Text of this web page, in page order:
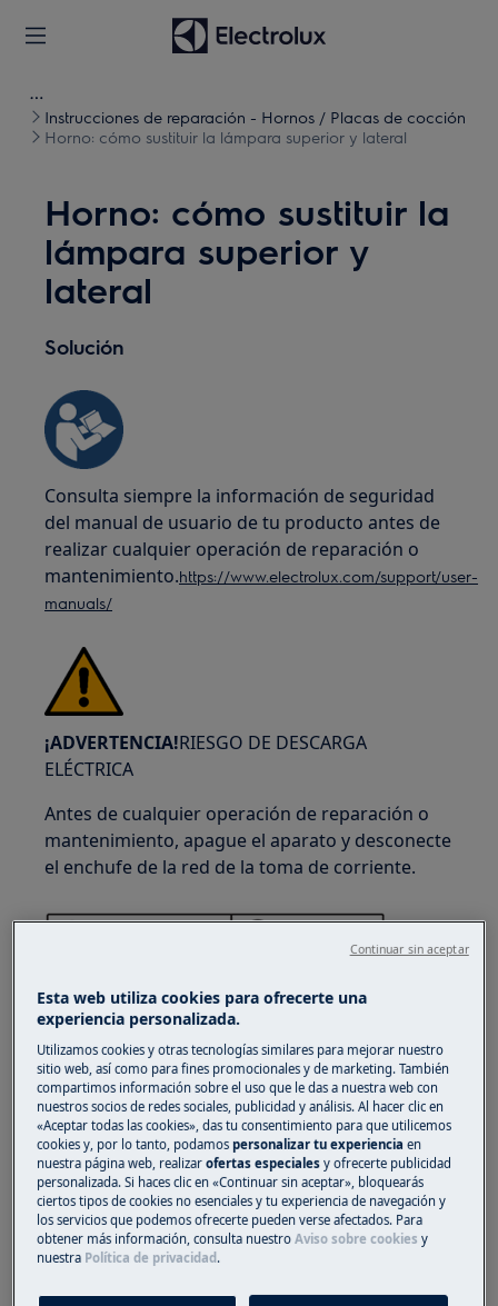
Instrucciones de reparación - Hornos / Placas de cocción
Horno: cómo sustituir la lámpara superior y lateral
Horno: cómo sustituir la
lámpara superior y
lateral
Solución
Consulta siempre la información de seguridad
del manual de usuario de tu producto antes de
realizar cualquier operación de reparación o
mantenimiento.https://www.electrolux.com/support/user-
manuals/
¡ADVERTENCIA!RIESGO DE DESCARGA
ELÉCTRICA
Antes de cualquier operación de reparación o
mantenimiento, apague el aparato y desconecte
el enchufe de la red de la toma de corriente.
¡ADVERTENCIA!RIESGO DE LESIONES
Esta web utiliza cookies para ofrecerte una
experiencia personalizada.
Utilizamos cookies y otras tecnologías similares para mejorar nuestro
sitio web, así como para fines promocionales y de marketing. También
compartimos información sobre el uso que le das a nuestra web con
nuestros socios de redes sociales, publicidad y análisis. Al hacer clic en
«Aceptar todas las cookies», das tu consentimiento para que utilicemos
cookies y, por lo tanto, podamospersonalizar tu experienciaen
nuestra página web, realizarofertas especiales y ofrecerte publicidad
personalizada. Si haces clic en «Continuar sin aceptar», bloquearás
ciertos tipos de cookies no esenciales y tu experiencia de navegación y
los servicios que podemos ofrecerte pueden verse afectados. Para
obtener más información, consulta nuestroAviso sobre cookies y
nuestra Política de privacidad.
Continuar sin aceptar